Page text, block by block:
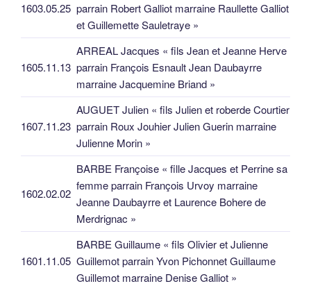
1603.05.25 parrain Robert Galliot marraine Raullette Galliot
et Guillemette Sauletraye »
1605.11.13
ARREAL Jacques « fils Jean et Jeanne Herve
parrain François Esnault Jean Daubayrre
marraine Jacquemine Briand »
1607.11.23
AUGUET Julien « fils Julien et roberde Courtier
parrain Roux Jouhier Julien Guerin marraine
Julienne Morin »
1602.02.02
BARBE Françoise « fille Jacques et Perrine sa
femme parrain François Urvoy marraine
Jeanne Daubayrre et Laurence Bohere de
Merdrignac »
1601.11.05
BARBE Guillaume « fils Olivier et Julienne
Guillemot parrain Yvon Pichonnet Guillaume
Guillemot marraine Denise Galliot »